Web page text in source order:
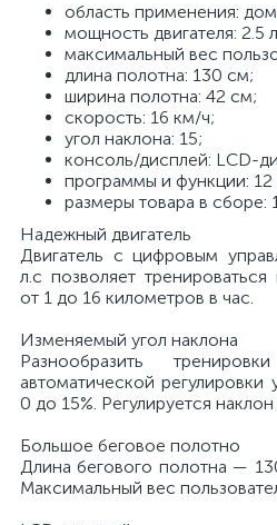
область применения:
мощность двигателя: 2.5
максимальный вес
длина полотна: 130 см;
ширина полотна: 42 см;
скорость: 16 км/ч;
угол наклона: 15;
консоль/дисплей: LСD-
программы и функции: 12
размеры товара в сборе:
Надежный двигатель
Двигатель с цифровым
л.с позволяет
от 1 до 16 километров в час.
Изменяемый угол наклона
Разнообразить
автоматической регулировки
0 до 15%. Регулируется
Большое беговое полотно
Длина бегового полотна —
Максимальный вес